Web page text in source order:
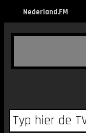
Nederland.FM